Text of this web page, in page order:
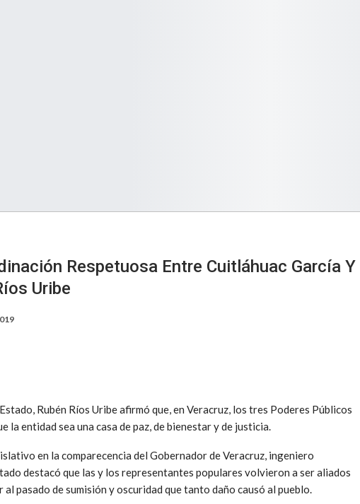
Respetuosa Entre Cuitláhuac García Y
Uribe
Rubén Ríos Uribe afirmó que, en Veracruz, los tres Poderes Públicos
la entidad sea una casa de paz, de bienestar y de justicia.
en la comparecencia del Gobernador de Veracruz, ingeniero
destacó que las y los representantes populares volvieron a ser aliados
al pasado de sumisión y oscuridad que tanto daño causó al pueblo.